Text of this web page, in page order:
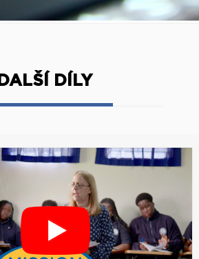
DALŠÍ DÍLY